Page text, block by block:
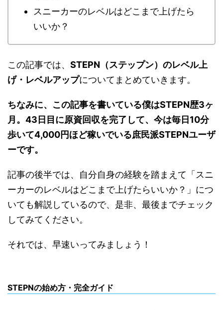
スニーカーのレベルはどこまで上げたら
いいか？
この記事では、 STEPN（ステップン）のレベル上
げ・レベルアップについてまとめていきます。
ちなみに、この記事を書いている僕はSTEPN歴3ヶ
月。43日目に原資回収を完了して、今は毎日10分
歩いて4,000円ほど稼いでいる庶民派STEPNユーザ
ーです。
記事の後半では、自分自身の経験を踏まえて「スニ
ーカーのレベルはどこまで上げたらいいか？」につ
いても解説しているので、是非、最後までチェック
してみてください。
それでは、早速いってみましょう！
STEPNの始め方・完全ガイド